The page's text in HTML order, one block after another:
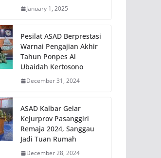
January 1, 2025
Pesilat ASAD Berprestasi
Warnai Pengajian Akhir
Tahun Ponpes Al
Ubaidah Kertosono
December 31, 2024
ASAD Kalbar Gelar
Kejurprov Pasanggiri
Remaja 2024, Sanggau
Jadi Tuan Rumah
December 28, 2024